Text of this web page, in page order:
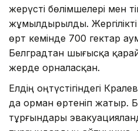
жерүсті бөлімшелері мен
жұмылдырылды. Жергілікті
өрт кемінде 700 гектар
Белградтан шығысқа
жерде орналасқан.
Елдің оңтүстігіндегі
да орман өртеніп жатыр.
тұрғындары